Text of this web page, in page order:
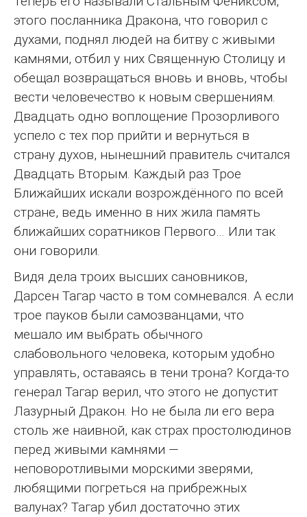
этого посланника Дракона, что говорил с
духами, поднял людей на битву с живыми
камнями, отбил у них Священную Столицу и
обещал возвращаться вновь и вновь, чтобы
вести человечество к новым свершениям.
Двадцать одно воплощение Прозорливого
успело с тех пор прийти и вернуться в
страну духов, нынешний правитель считался
Двадцать Вторым. Каждый раз Трое
Ближайших искали возрождённого по всей
стране, ведь именно в них жила память
ближайших соратников Первого… Или так
они говорили.
Видя дела троих высших сановников,
Дарсен Тагар часто в том сомневался. А если
трое пауков были самозванцами, что
мешало им выбрать обычного
слабовольного человека, которым удобно
управлять, оставаясь в тени трона? Когда-то
генерал Тагар верил, что этого не допустит
Лазурный Дракон. Но не была ли его вера
столь же наивной, как страх простолюдинов
перед живыми камнями —
неповоротливыми морскими зверями,
любящими погреться на прибрежных
валунах? Тагар убил достаточно этих